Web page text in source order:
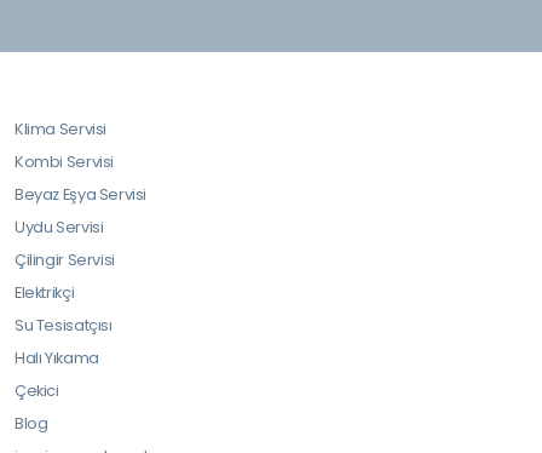
Klima Servisi
Kombi Servisi
Beyaz Eşya Servisi
Uydu Servisi
Çilingir Servisi
Elektrikçi
Su Tesisatçısı
Halı Yıkama
Çekici
Blog